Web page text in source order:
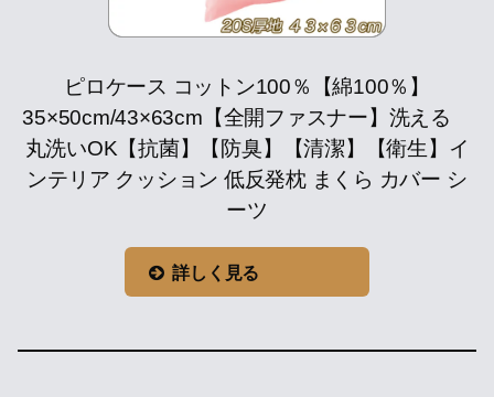
ピロケース コットン100％【綿100％】
35×50cm/43×63cm【全開ファスナー】洗える
丸洗いOK【抗菌】【防臭】【清潔】【衛生】イ
ンテリア クッション 低反発枕 まくら カバー シ
ーツ
詳しく見る